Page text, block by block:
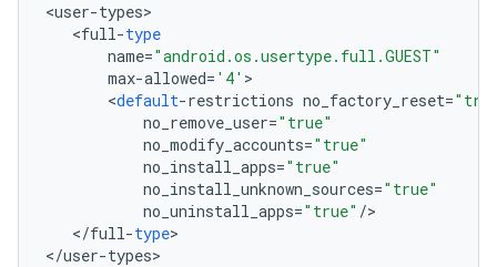
<user-types
<full-type
name="android.os.usertype.full.GUEST"
max-allowed= '4'
<default-restrictions no_factory_reset=
no_remove_user="true"
no_modify_accounts="true"
no_install_apps="true"
no_install_unknown_sources="true"
no_uninstall_apps="true" /
</full-type>
</user-types>